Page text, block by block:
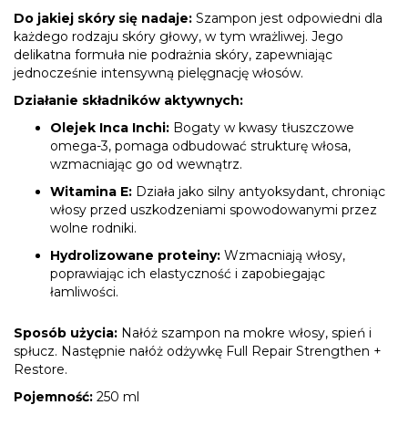
Do jakiej skóry się nadaje: Szampon jest odpowiedni dla
każdego rodzaju skóry głowy, w tym wrażliwej. Jego
delikatna formuła nie podrażnia skóry, zapewniając
jednocześnie intensywną pielęgnację włosów.
Działanie składników aktywnych:
Olejek Inca Inchi: Bogaty w kwasy tłuszczowe
omega-3, pomaga odbudować strukturę włosa,
wzmacniając go od wewnątrz.
Witamina E: Działa jako silny antyoksydant, chroniąc
włosy przed uszkodzeniami spowodowanymi przez
wolne rodniki.
Hydrolizowane proteiny: Wzmacniają włosy,
poprawiając ich elastyczność i zapobiegając
łamliwości.
Sposób użycia: Nałóż szampon na mokre włosy, spień i
spłucz. Następnie nałóż odżywkę Full Repair Strengthen +
Restore.
Pojemność: 250 ml